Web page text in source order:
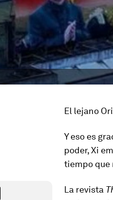
El lejano
Y eso es
poder, Xi
tiempo que
La revista